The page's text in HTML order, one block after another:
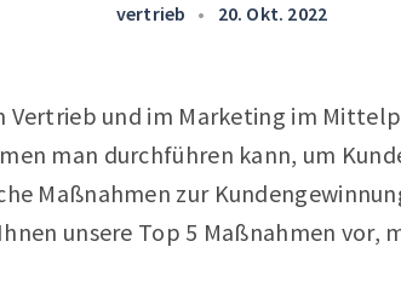
vertrieb • 20. Okt. 2022
Vertrieb und im Marketing im
man durchführen kann, um
Maßnahmen zur
unsere Top 5 Maßnahmen vor,